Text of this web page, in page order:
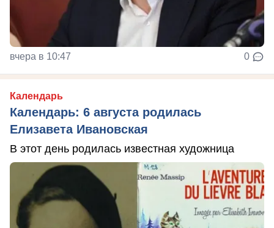
вчера в 10:47 0
Календарь
Календарь: 6 августа родилась
Елизавета Ивановская
В этот день родилась известная художница